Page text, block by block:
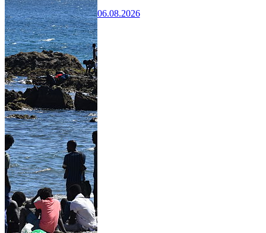
06.08.2026